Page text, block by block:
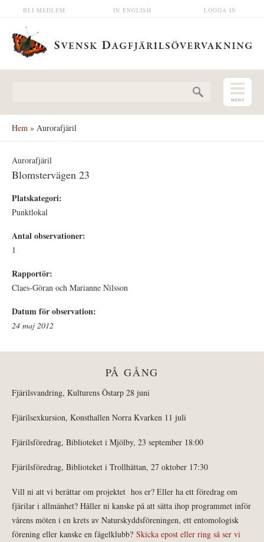
Hoppa till huvudinnehåll LOGGA IN
IN ENGLISH
BLI MEDLEM
Hem » Aurorafjäril
Aurorafjäril
Blomstervägen 23
Platskategori:
Punktlokal
Antal observationer:
1
Rapportör:
Claes-Göran och Marianne Nilsson
Datum för observation:
24 maj 2012
PÅ GÅNG
Fjärilsvandring, Kulturens Östarp 28 juni
Fjärilsexkursion, Konsthallen Norra Kvarken 11 juli
Fjärilsföredrag, Biblioteket i Mjölby, 23 september 18:00
Fjärilsföredrag, Biblioteket i Trollhättan, 27 oktober 17:30
Vill ni att vi berättar om projektet hos er? Eller ha ett föredrag om
fjärilar i allmänhet? Håller ni kanske på att sätta ihop programmet inför
vårens möten i en krets av Naturskyddsföreningen, ett entomologisk
förening eller kanske en fågelklubb? Skicka epost eller ring så ser vi